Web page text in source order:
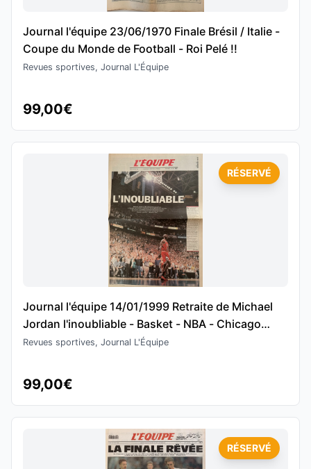
Journal l'équipe 23/06/1970 Finale Brésil / Italie -
Coupe du Monde de Football - Roi Pelé !!
Revues sportives, Journal L'Équipe
99,00€
RÉSERVÉ
Journal l'équipe 14/01/1999 Retraite de Michael
Jordan l'inoubliable - Basket - NBA - Chicago
Bulls
Revues sportives, Journal L'Équipe
99,00€
RÉSERVÉ